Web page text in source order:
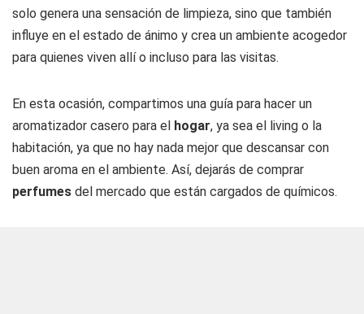
solo genera una sensación de limpieza, sino que también
influye en el estado de ánimo y crea un ambiente acogedor
para quienes viven allí o incluso para las visitas.
En esta ocasión, compartimos una guía para hacer un
aromatizador casero para el hogar, ya sea el living o la
habitación, ya que no hay nada mejor que descansar con
buen aroma en el ambiente. Así, dejarás de comprar
perfumes del mercado que están cargados de químicos.